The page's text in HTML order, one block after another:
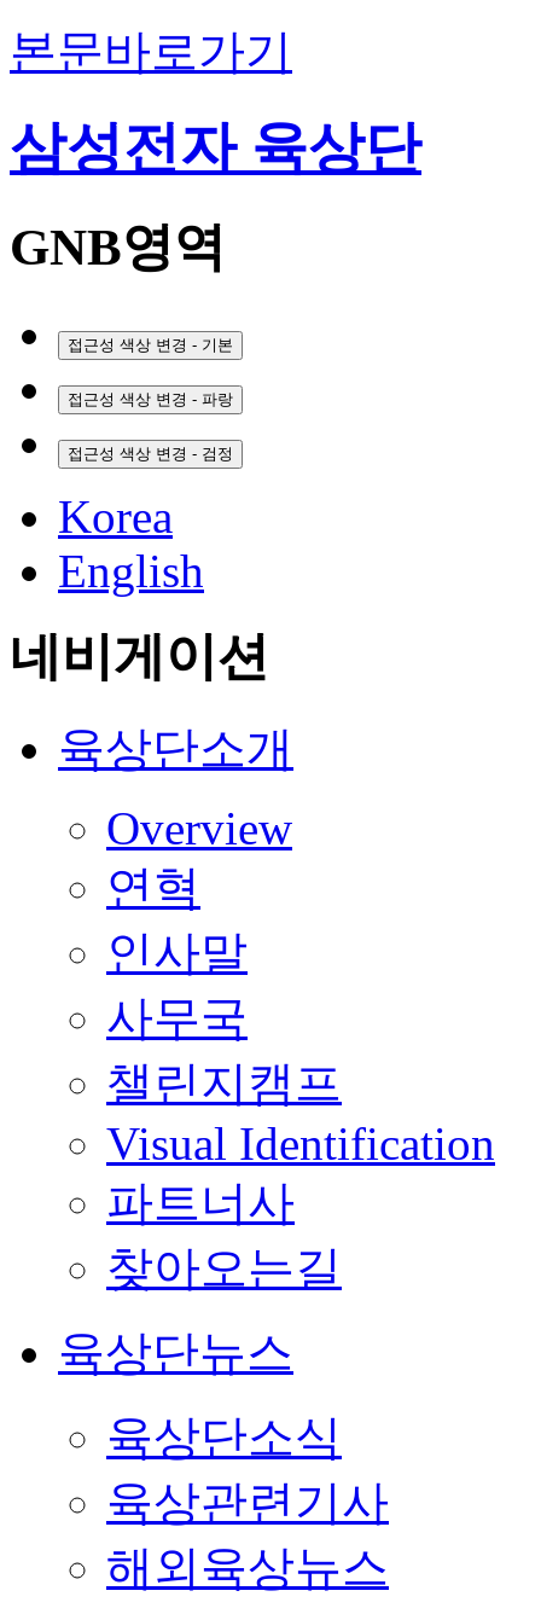
본문바로가기
삼성전자 육상단
GNB영역
접근성 색상 변경 - 기본
접근성 색상 변경 - 파랑
접근성 색상 변경 - 검정
Korea
English
네비게이션
육상단소개
Overview
연혁
인사말
사무국
챌린지캠프
Visual Identification
파트너사
찾아오는길
육상단뉴스
육상단소식
육상관련기사
해외육상뉴스